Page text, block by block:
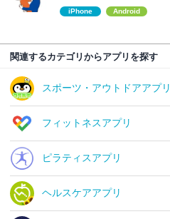
iPhone Android
関連するカテゴリからアプリを探す
スポーツ・アウトドアアプリ
フィットネスアプリ
ピラティスアプリ
ヘルスケアアプリ